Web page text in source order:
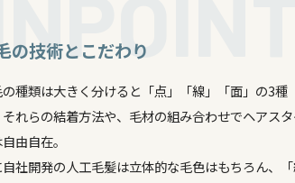
※1 上記件数にはグループ会社を含む